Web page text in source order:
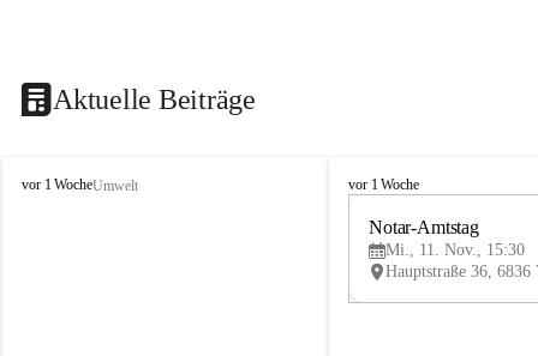
Aktuelle Beiträge
V
vor 1 WocheUmwelt
V
vor 1 Woche
Notar-Amtstag
Mi., 11. Nov., 15:30